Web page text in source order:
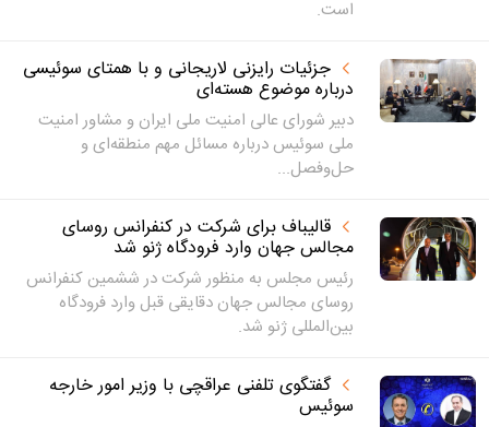
است.
جزئیات رایزنی لاریجانی و با همتای سوئیسی
درباره‌ موضوع هسته‌ای
دبیر شورای عالی امنیت ملی ایران و مشاور امنیت
ملی سوئیس درباره‌ مسائل مهم منطقه‌ای و
حل‌وفصل...
قالیباف برای شرکت در کنفرانس روسای
مجالس جهان وارد فرودگاه ژنو شد
رئیس مجلس به منظور شرکت در ششمین کنفرانس
روسای مجالس جهان دقایقی قبل وارد فرودگاه
بین‌المللی ژنو شد.
گفتگوی تلفنی عراقچی با وزیر امور خارجه
سوئیس